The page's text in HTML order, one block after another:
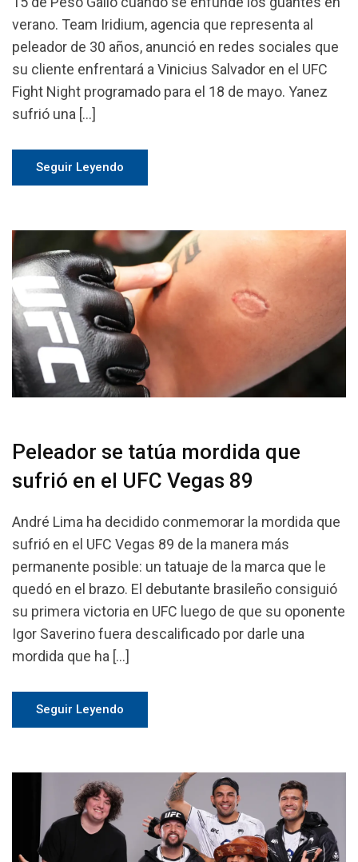
verano. Team Iridium, agencia que representa al
peleador de 30 años, anunció en redes sociales que
su cliente enfrentará a Vinicius Salvador en el UFC
Fight Night programado para el 18 de mayo. Yanez
sufrió una […]
Seguir Leyendo
Peleador se tatúa mordida que
sufrió en el UFC Vegas 89
André Lima ha decidido conmemorar la mordida que
sufrió en el UFC Vegas 89 de la manera más
permanente posible: un tatuaje de la marca que le
quedó en el brazo. El debutante brasileño consiguió
su primera victoria en UFC luego de que su oponente
Igor Saverino fuera descalificado por darle una
mordida que ha […]
Seguir Leyendo